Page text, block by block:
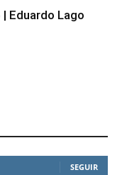
Eduardo Lago
SEGUIR